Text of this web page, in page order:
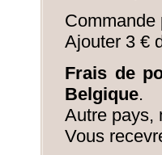
Commande
Ajouter 3 €
Frais de
Belgique.
Autre pays,
Vous